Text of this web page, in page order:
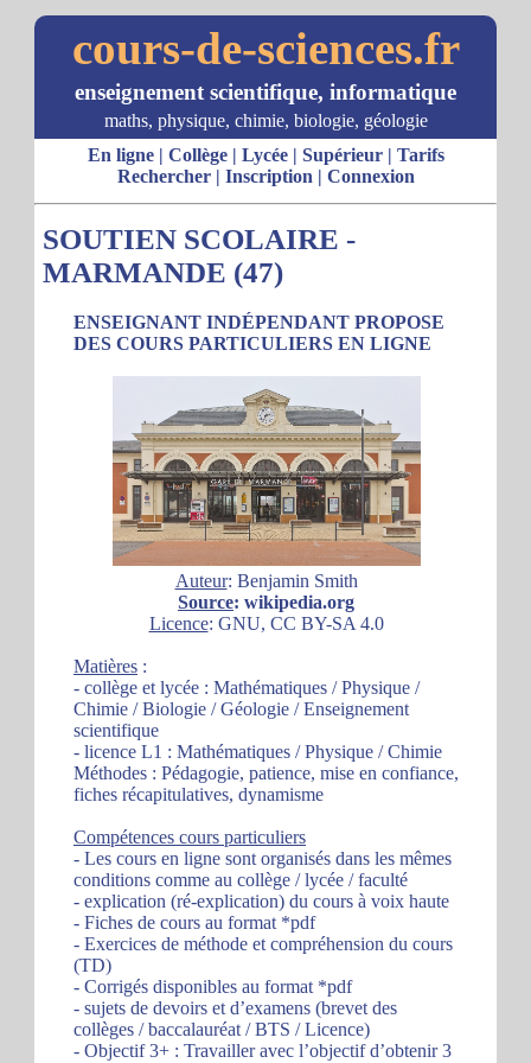
cours-de-sciences.fr
enseignement scientifique, informatique
maths, physique, chimie, biologie, géologie
En ligne| Collège| Lycée| Supérieur| Tarifs
Rechercher| Inscription | Connexion
SOUTIEN SCOLAIRE -
MARMANDE (47)
ENSEIGNANT INDÉPENDANT PROPOSE
DES COURS PARTICULIERS EN LIGNE
Auteur: Benjamin Smith
Source: wikipedia.org
Licence: GNU, CC BY-SA 4.0
Matières :
- collège et lycée : Mathématiques / Physique /
Chimie / Biologie / Géologie / Enseignement
scientifique
- licence L1 : Mathématiques / Physique / Chimie
Méthodes : Pédagogie, patience, mise en confiance,
fiches récapitulatives, dynamisme
Compétences cours particuliers
- Les cours en ligne sont organisés dans les mêmes
conditions comme au collège / lycée / faculté
- explication (ré-explication) du cours à voix haute
- Fiches de cours au format *pdf
- Exercices de méthode et compréhension du cours
(TD)
- Corrigés disponibles au format *pdf
- sujets de devoirs et d’examens (brevet des
collèges / baccalauréat / BTS / Licence)
- Objectif 3+ : Travailler avec l’objectif d’obtenir 3